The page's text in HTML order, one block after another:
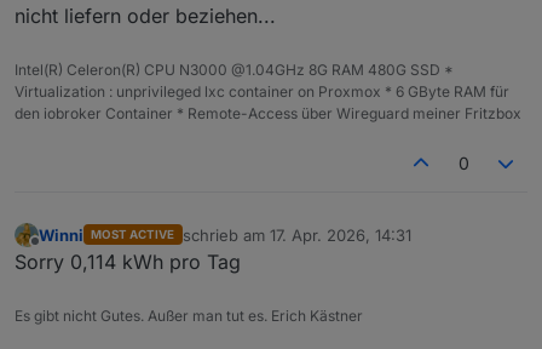
nicht liefern oder beziehen...
Intel(R) Celeron(R) CPU N3000 @1.04GHz 8G RAM 480G SSD *
Virtualization : unprivileged lxc container on Proxmox * 6 GByte RAM für
den iobroker Container * Remote-Access über Wireguard meiner Fritzbox
0
Offline
Winni MOST ACTIVE schrieb am 17. Apr. 2026, 14:31
zuletzt editiert von
Sorry 0,114 kWh pro Tag
Es gibt nicht Gutes. Außer man tut es. Erich Kästner